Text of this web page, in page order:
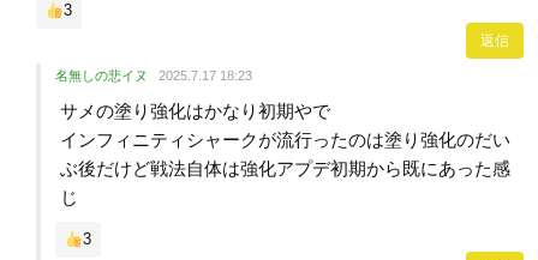
3
返信
名無しの悲イヌ 2025.7.17 18:23
サメの塗り強化はかなり初期やで
インフィニティシャークが流行ったのは塗り強化のだい
ぶ後だけど戦法自体は強化アプデ初期から既にあった感
じ
3